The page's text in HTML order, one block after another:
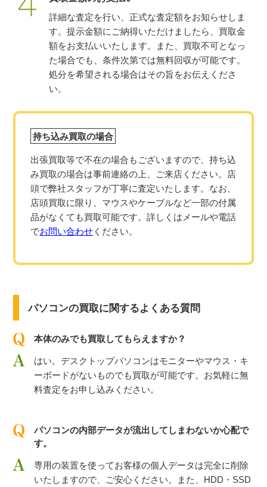
詳細な査定を行い、正式な査定額をお知らせしま
す。提示金額にご納得いただけましたら、買取金
額をお支払いいたします。また、買取不可となっ
た場合でも、条件次第では無料回収が可能です。
処分を希望される場合はその旨をお伝えくださ
い。
持ち込み買取の場合
出張買取等で不在の場合もございますので、持ち込
み買取の場合は事前連絡の上、ご来店ください。店
頭で弊社スタッフが丁寧に査定いたします。なお、
店頭買取に限り、マウスやケーブルなど一部の付属
品がなくても買取可能です。詳しくはメールや電話
でお問い合わせ ください。
パソコンの買取に関するよくある質問
本体のみでも買取してもらえますか？
はい。デスクトップパソコンはモニターやマウス・キ
ーボードがないものでも買取が可能です。お気軽に無
料査定をお申し込みください。
パソコンの内部データが流出してしまわないか心配で
す。
専用の装置を使ってお客様の個人データは完全に削除
いたしますので、ご安心ください。また、HDD・SSD